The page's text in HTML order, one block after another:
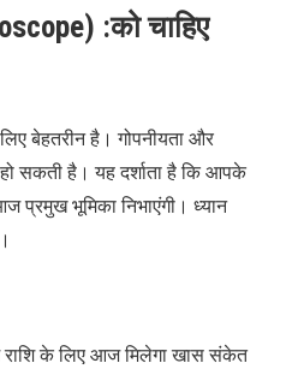
:को चाहिए
बेहतरीन है। गोपनीयता और
सकती है। यह दर्शाता है कि आपके
प्रमुख भूमिका निभाएंगी। ध्यान
के लिए आज मिलेगा खास संकेत